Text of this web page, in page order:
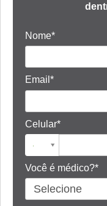
Nome*
Email*
Celular*
Você é médico?*